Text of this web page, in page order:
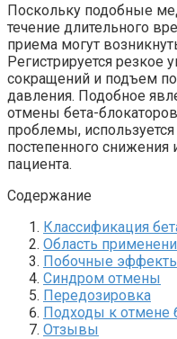
Поскольку подобные
течение длительного
приема могут
Регистрируется резкое
сокращений и подъем
давления. Подобное
отмены бета-
проблемы,
постепенного
пациента.
Содержание
Классификация
Область
Побочные
Синдром отмены
Передозировка
Подходы к отмене
Отзывы